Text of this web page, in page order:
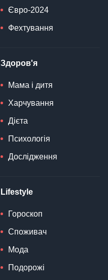
Євро-2024
Фехтування
Здоров'я
Мама і дитя
Харчування
Дієта
Психологія
Дослідження
Lifestyle
Гороскоп
Споживач
Мода
Подорожі